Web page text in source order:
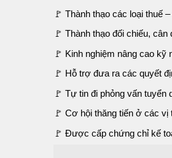
🚩 Thành thạo các loại thuế
🚩 Thành thạo đối chiếu,
🚩 Kinh nghiệm nâng cao
🚩 Hỗ trợ đưa ra các quyết
🚩 Tự tin đi phỏng vấn
🚩 Cơ hội thăng tiến ở các vị
🚩 Được cấp chứng chỉ kế